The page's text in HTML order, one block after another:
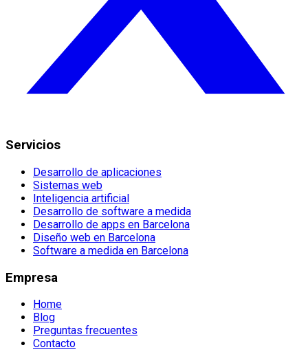
Servicios
Desarrollo de aplicaciones
Sistemas web
Inteligencia artificial
Desarrollo de software a medida
Desarrollo de apps en Barcelona
Diseño web en Barcelona
Software a medida en Barcelona
Empresa
Home
Blog
Preguntas frecuentes
Contacto